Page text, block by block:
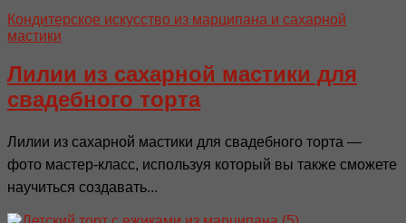
Кондитерское искусство из марципана и сахарной
мастики
Лилии из сахарной мастики для
свадебного торта
Лилии из сахарной мастики для свадебного торта —
фото мастер-класс, используя который вы также сможете
научиться создавать...